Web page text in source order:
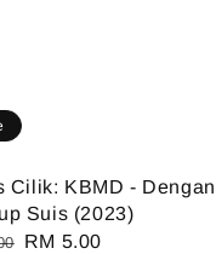
Cilik: KBMD - Dengan
Suis (2023)
Sale
RM 5.00